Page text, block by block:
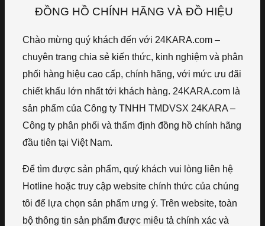
ĐỒNG HỒ CHÍNH HÃNG VÀ ĐỒ HIỆU
Chào mừng quý khách đến với 24KARA.com –
chuyên trang chia sẻ kiến thức, kinh nghiệm và phân
phối hàng hiệu cao cấp, chính hãng, với mức ưu đãi
chiết khấu lớn nhất tới khách hàng. 24KARA.com là
sản phẩm của Công ty TNHH TMDVSX 24KARA –
Công ty phân phối và thẩm định đồng hồ chính hãng
đầu tiên tại Việt Nam.
Để tìm được sản phẩm, quý khách vui lòng liên hệ
Hotline hoặc truy cập website chính thức của chúng
tôi để lựa chọn sản phẩm ưng ý. Trên website, toàn
bộ thông tin sản phẩm được miêu tả chính xác và